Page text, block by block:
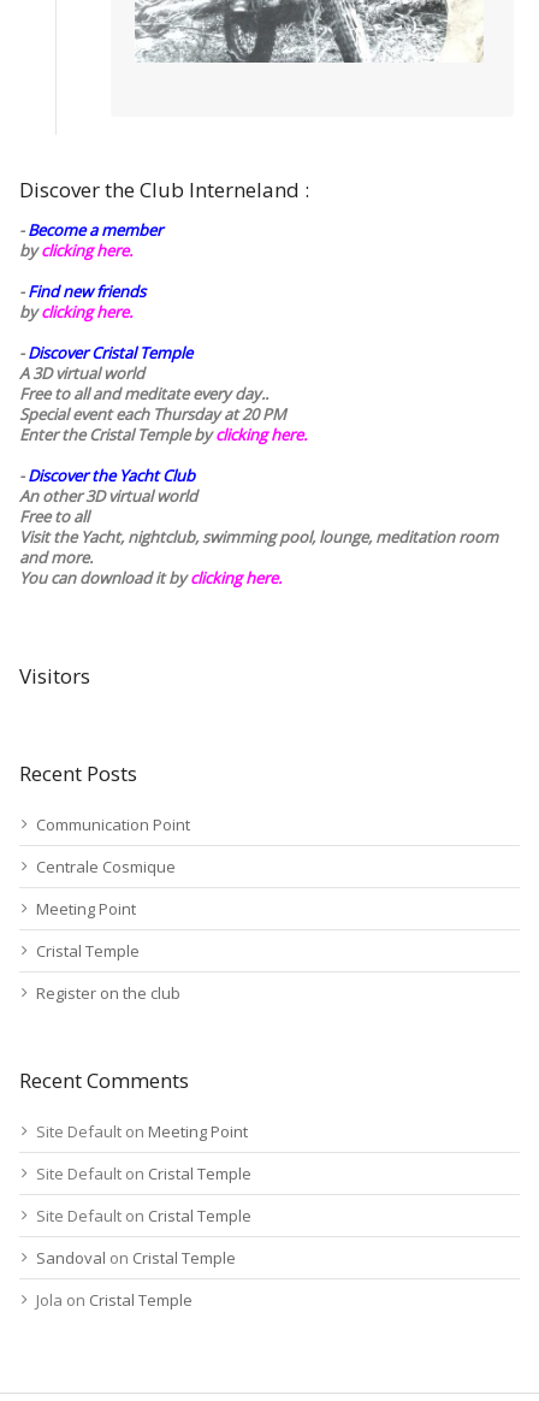
Discover the Club Interneland :
-Become a member
byclicking here.
-Find new friends
byclicking here.
-Discover Cristal Temple
A 3D virtual world
Free to all and meditate every day..
Special event each Thursday at 20 PM
Enter the Cristal Temple byclicking here.
-Discover the Yacht Club
An other 3D virtual world
Free to all
Visit the Yacht, nightclub, swimming pool, lounge, meditation room
and more.
You can download it byclicking here.
Visitors
Recent Posts
Communication Point
Centrale Cosmique
Meeting Point
Cristal Temple
Register on the club
Recent Comments
Site Default on Meeting Point
Site Default on Cristal Temple
Site Default on Cristal Temple
Sandoval on Cristal Temple
Jola on Cristal Temple